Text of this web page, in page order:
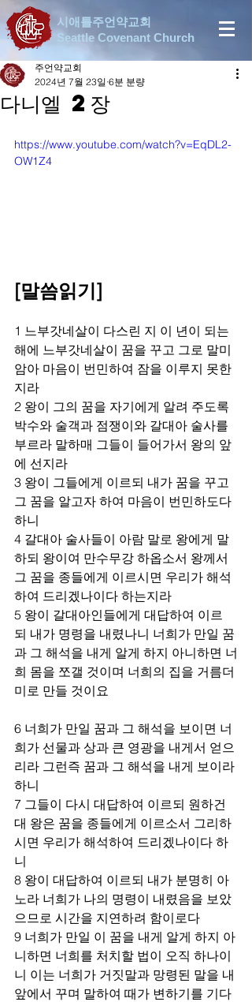
시애틀주언약교회
Seattle Covenant Church
다니엘 2장
주언약교회
2024년 7월 23일 6분 분량
https://www.youtube.com/watch?v=EqDL2-
OW1Z4
[말씀읽기]
1 느부갓네살이 다스린 지 이 년이 되는
해에 느부갓네살이 꿈을 꾸고 그로 말미
암아 마음이 번민하여 잠을 이루지 못한
지라
2 왕이 그의 꿈을 자기에게 알려 주도록
박수와 술객과 점쟁이와 갈대아 술사를
부르라 말하매 그들이 들어가서 왕의 앞
에 선지라
3 왕이 그들에게 이르되 내가 꿈을 꾸고
그 꿈을 알고자 하여 마음이 번민하도다
하니
4 갈대아 술사들이 아람 말로 왕에게 말
하되 왕이여 만수무강 하옵소서 왕께서
그 꿈을 종들에게 이르시면 우리가 해석
하여 드리겠나이다 하는지라
5 왕이 갈대아인들에게 대답하여 이르
되 내가 명령을 내렸나니 너희가 만일 꿈
과 그 해석을 내게 알게 하지 아니하면 너
희 몸을 쪼갤 것이며 너희의 집을 거름더
미로 만들 것이요
6 너희가 만일 꿈과 그 해석을 보이면 너
희가 선물과 상과 큰 영광을 내게서 얻으
리라 그런즉 꿈과 그 해석을 내게 보이라
하니
7 그들이 다시 대답하여 이르되 원하건
대 왕은 꿈을 종들에게 이르소서 그리하
시면 우리가 해석하여 드리겠나이다 하
니
8 왕이 대답하여 이르되 내가 분명히 아
노라 너희가 나의 명령이 내렸음을 보았
으므로 시간을 지연하려 함이로다
9 너희가 만일 이 꿈을 내게 알게 하지 아
니하면 너희를 처치할 법이 오직 하나이
니 이는 너희가 거짓말과 망령된 말을 내
앞에서 꾸며 말하여 때가 변하기를 기다